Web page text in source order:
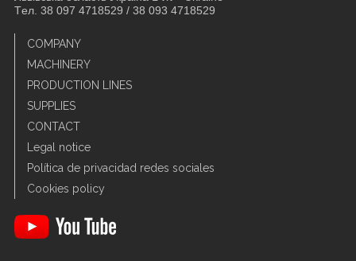
Tел. 38 097 4718529 / 38 093 4718529
COMPANY
MACHINERY
PRODUCTION LINES
SUPPLIES
CONTACT
Legal notice
Política de privacidad redes sociales
Cookies policy